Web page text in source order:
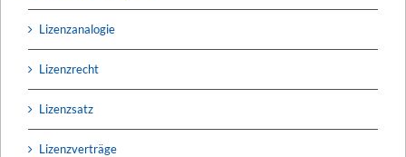
Lizenzanalogie
Lizenzrecht
Lizenzsatz
Lizenzverträge